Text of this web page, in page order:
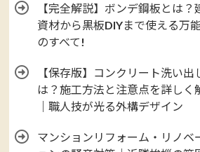
【完全解説】ボンデ鋼板とは？
資材から黒板DIYまで使える万
のすべて!
【保存版】コンクリート洗い出
は？施工方法と注意点を詳しく
｜職人技が光る外構デザイン
マンションリフォーム・リノベ